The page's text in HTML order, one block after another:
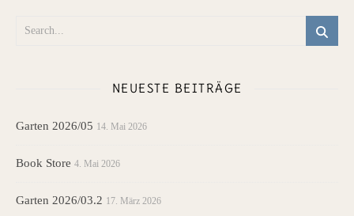
NEUESTE BEITRÄGE
Garten 2026/05 14. Mai 2026
Book Store 4. Mai 2026
Garten 2026/03.2 17. März 2026